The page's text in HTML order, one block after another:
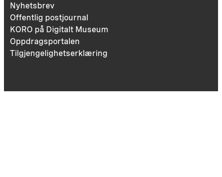
Nyhetsbrev
Offentlig postjournal
KORO på Digitalt Museum
Oppdragsportalen
Tilgjengelighetserklæring